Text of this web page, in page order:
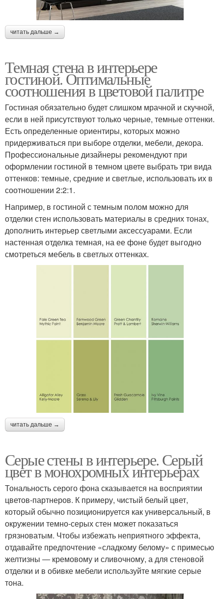
читать дальше →
Темная стена в интерьере
гостиной. Оптимальные
соотношения в цветовой палитре
Гостиная обязательно будет слишком мрачной и скучной,
если в ней присутствуют только черные, темные оттенки.
Есть определенные ориентиры, которых можно
придерживаться при выборе отделки, мебели, декора.
Профессиональные дизайнеры рекомендуют при
оформлении гостиной в темном цвете выбрать три вида
оттенков: темные, средние и светлые, использовать их в
соотношении 2:2:1.
Например, в гостиной с темным полом можно для
отделки стен использовать материалы в средних тонах,
дополнить интерьер светлыми аксессуарами. Если
настенная отделка темная, на ее фоне будет выгодно
смотреться мебель в светлых оттенках.
читать дальше →
Серые стены в интерьере. Серый
цвет в монохромных интерьерах
Тональность серого фона сказывается на восприятии
цветов-партнеров. К примеру, чистый белый цвет,
который обычно позиционируется как универсальный, в
окружении темно-серых стен может показаться
грязноватым. Чтобы избежать неприятного эффекта,
отдавайте предпочтение «сладкому белому» с примесью
желтизны ― кремовому и сливочному, а для стеновой
отделки и в обивке мебели используйте мягкие серые
тона.